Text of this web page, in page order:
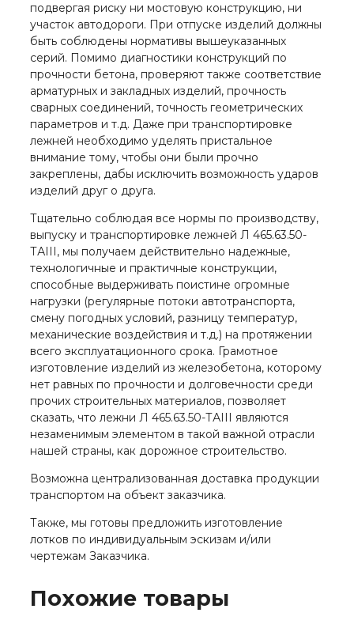
подвергая риску ни мостовую конструкцию, ни
участок автодороги. При отпуске изделий должны
быть соблюдены нормативы вышеуказанных
серий. Помимо диагностики конструкций по
прочности бетона, проверяют также соответствие
арматурных и закладных изделий, прочность
сварных соединений, точность геометрических
параметров и т.д. Даже при транспортировке
лежней необходимо уделять пристальное
внимание тому, чтобы они были прочно
закреплены, дабы исключить возможность ударов
изделий друг о друга.
Тщательно соблюдая все нормы по производству,
выпуску и транспортировке лежней Л 465.63.50-
ТАIII, мы получаем действительно надежные,
технологичные и практичные конструкции,
способные выдерживать поистине огромные
нагрузки (регулярные потоки автотранспорта,
смену погодных условий, разницу температур,
механические воздействия и т.д.) на протяжении
всего эксплуатационного срока. Грамотное
изготовление изделий из железобетона, которому
нет равных по прочности и долговечности среди
прочих строительных материалов, позволяет
сказать, что лежни Л 465.63.50-ТАIII являются
незаменимым элементом в такой важной отрасли
нашей страны, как дорожное строительство.
Возможна централизованная доставка продукции
транспортом на объект заказчика.
Также, мы готовы предложить изготовление
лотков по индивидуальным эскизам и/или
чертежам Заказчика.
Похожие товары